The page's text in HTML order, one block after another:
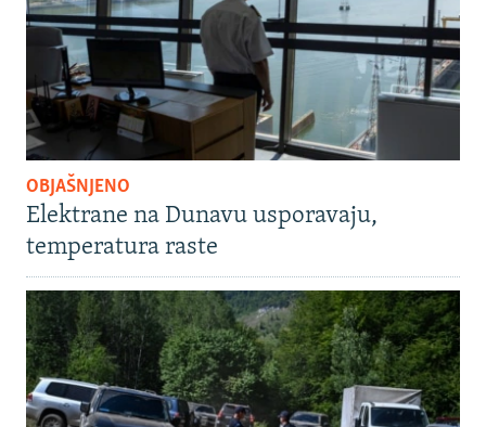
OBJAŠNJENO
Elektrane na Dunavu usporavaju,
temperatura raste